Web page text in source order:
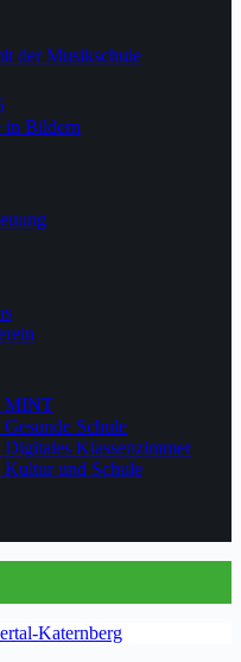
der Musikschule
in Bildern
MINT
Schule
Klassenzimmer
Kultur und Schule